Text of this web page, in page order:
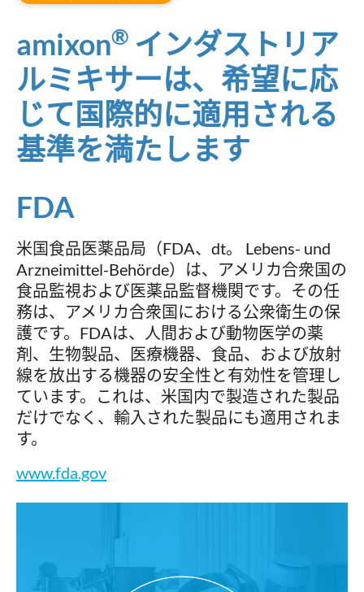
amixon® インダストリア
ルミキサーは、希望に応
じて国際的に適用される
基準を満たします
FDA
米国食品医薬品局（FDA、dt。 Lebens- und
Arzneimittel-Behörde）は、アメリカ合衆国の
食品監視および医薬品監督機関です。その任
務は、アメリカ合衆国における公衆衛生の保
護です。FDAは、人間および動物医学の薬
剤、生物製品、医療機器、食品、および放射
線を放出する機器の安全性と有効性を管理し
ています。これは、米国内で製造された製品
だけでなく、輸入された製品にも適用されま
す。
www.fda.gov